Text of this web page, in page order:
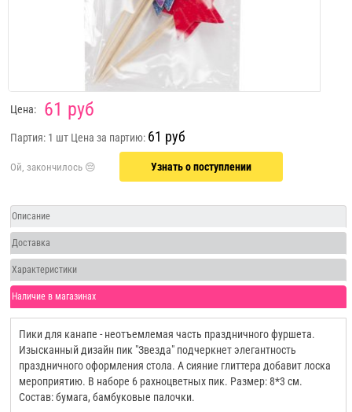
Цена: 61 руб
Партия: 1 шт Цена за партию: 61 руб
Узнать о поступлении
Описание
Доставка
Характеристики
Наличие в магазинах
Пики для канапе - неотъемлемая часть праздничного фуршета.
Изысканный дизайн пик "Звезда" подчеркнет элегантность
праздничного оформления стола. А сияние глиттера добавит лоска
мероприятию. В наборе 6 рахноцветных пик. Размер: 8*3 см.
Состав: бумага, бамбуковые палочки.